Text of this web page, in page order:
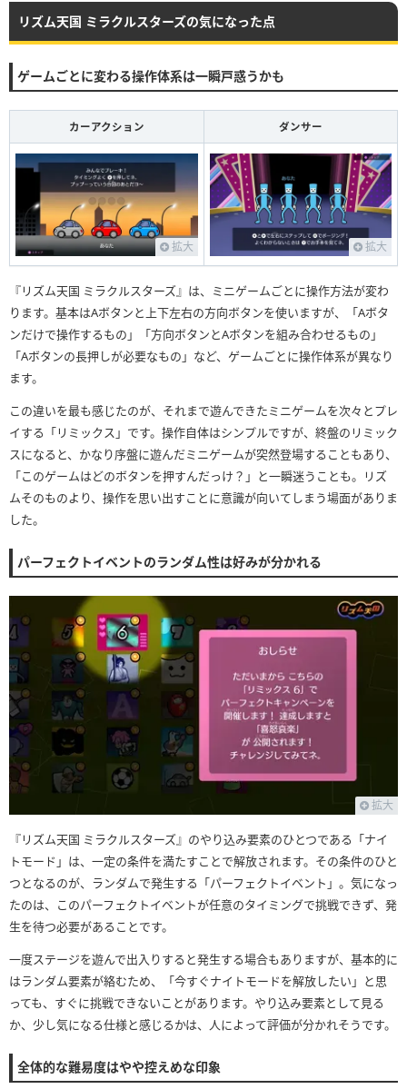
リズム天国 ミラクルスターズの気になった点
ゲームごとに変わる操作体系は一瞬戸惑うかも
カーアクション ダンサー
拡大 拡大
『リズム天国 ミラクルスターズ』は、ミニゲームごとに操作方法が変わ
ります。基本はAボタンと上下左右の方向ボタンを使いますが、「Aボタ
ンだけで操作するもの」「方向ボタンとAボタンを組み合わせるもの」
「Aボタンの長押しが必要なもの」など、ゲームごとに操作体系が異なり
ます。
この違いを最も感じたのが、それまで遊んできたミニゲームを次々とプレ
イする「リミックス」です。操作自体はシンプルですが、終盤のリミック
スになると、かなり序盤に遊んだミニゲームが突然登場することもあり、
「このゲームはどのボタンを押すんだっけ？」と一瞬迷うことも。リズ
ムそのものより、操作を思い出すことに意識が向いてしまう場面がありま
した。
パーフェクトイベントのランダム性は好みが分かれる
拡大
『リズム天国 ミラクルスターズ』のやり込み要素のひとつである「ナイ
トモード」は、一定の条件を満たすことで解放されます。その条件のひと
つとなるのが、ランダムで発生する「パーフェクトイベント」。気になっ
たのは、このパーフェクトイベントが任意のタイミングで挑戦できず、発
生を待つ必要があることです。
一度ステージを遊んで出入りすると発生する場合もありますが、基本的に
はランダム要素が絡むため、「今すぐナイトモードを解放したい」と思
っても、すぐに挑戦できないことがあります。やり込み要素として見る
か、少し気になる仕様と感じるかは、人によって評価が分かれそうです。
全体的な難易度はやや控えめな印象